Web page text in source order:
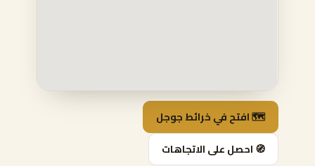
🗺️ افتح في خرائط جوجل
🧭 احصل على الاتجاهات